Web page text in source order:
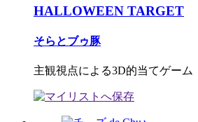
HALLOWEEN TARGET
そらとブゥ豚
主観視点による3D的当てゲーム